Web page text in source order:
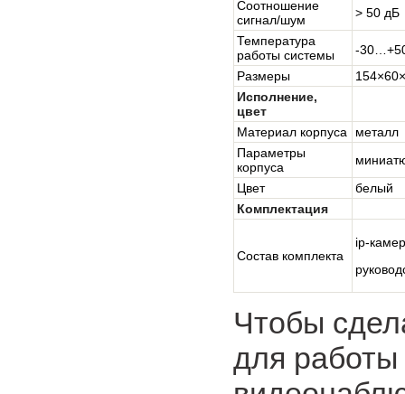
Соотношение
сигнал/шум
> 50 дБ
Температура
работы системы
-
Размеры
Исполнение,
цвет
Материал корпуса
металл
Параметры
корпуса
Цвет
белый
Комплектация
Состав комплекта
ip-
Чтобы
для работы